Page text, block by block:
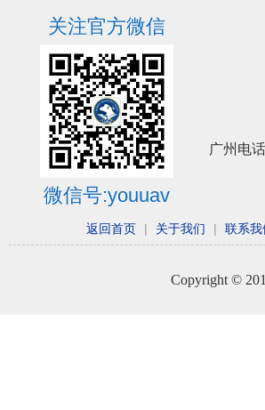
广州电
关注官方微信
微信号:youuav
返回首页 | 关于我们 | 联系我
Copyright ©